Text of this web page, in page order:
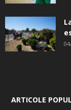
ARTICOLE